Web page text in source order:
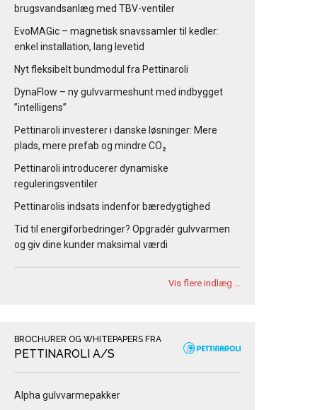
brugsvandsanlæg med TBV-ventiler
EvoMAGic – magnetisk snavssamler til kedler:
enkel installation, lang levetid
Nyt fleksibelt bundmodul fra Pettinaroli
DynaFlow – ny gulvvarmeshunt med indbygget
”intelligens”
Pettinaroli investerer i danske løsninger: Mere
plads, mere prefab og mindre CO₂
Pettinaroli introducerer dynamiske
reguleringsventiler
Pettinarolis indsats indenfor bæredygtighed
Tid til energiforbedringer? Opgradér gulvvarmen
og giv dine kunder maksimal værdi
Vis flere indlæg …
BROCHURER OG WHITEPAPERS FRA
PETTINAROLI A/S
Alpha gulvvarmepakker